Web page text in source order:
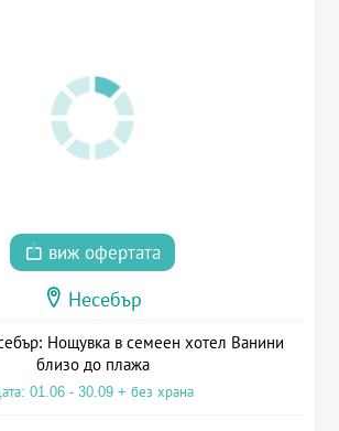
виж офертата
Несебър
Нощувка в семеен хотел Ванини
близо до плажа
01.06 - 30.09 + без храна